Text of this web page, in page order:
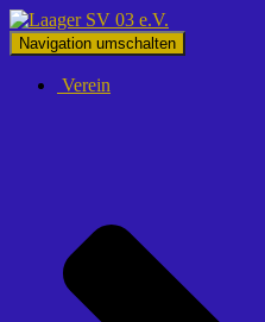
Navigation umschalten
Verein